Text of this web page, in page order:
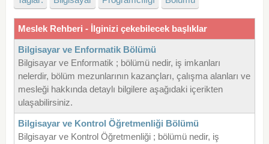
Meslek Rehberi - İlginizi çekebilecek başlıklar
Bilgisayar ve Enformatik Bölümü
Bilgisayar ve Enformatik ; bölümü nedir, iş imkanları
nelerdir, bölüm mezunlarının kazançları, çalışma alanları ve
mesleği hakkında detaylı bilgilere aşağıdaki içerikten
ulaşabilirsiniz.
Bilgisayar ve Kontrol Öğretmenliği Bölümü
Bilgisayar ve Kontrol Öğretmenliği ; bölümü nedir, iş